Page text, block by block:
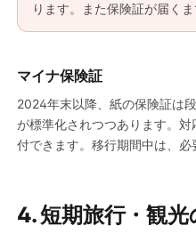
ります。また保険証が届く
マイナ保険証
2024年末以降、紙の保険証は
が標準化されつつあります。
付できます。移行期間中は、必
4. 短期旅行・観光